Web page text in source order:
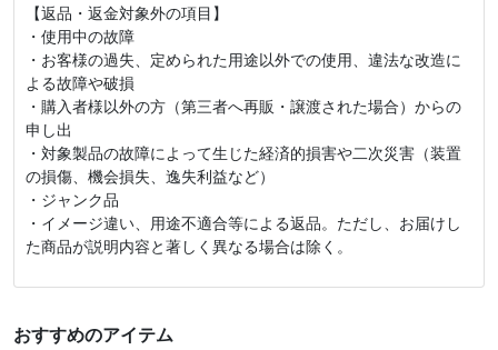
【返品・返金対象外の項目】
・使用中の故障
・お客様の過失、定められた用途以外での使用、違法な改造に
よる故障や破損
・購入者様以外の方（第三者へ再販・譲渡された場合）からの
申し出
・対象製品の故障によって生じた経済的損害や二次災害（装置
の損傷、機会損失、逸失利益など）
・ジャンク品
・イメージ違い、用途不適合等による返品。ただし、お届けし
た商品が説明内容と著しく異なる場合は除く。
おすすめのアイテム